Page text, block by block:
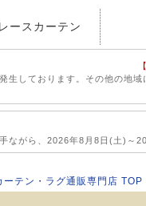
レースカーテン
生しております。その他の地
ながら、2026年8月8日(土)～
ーテン・ラグ通販専門店 TOP